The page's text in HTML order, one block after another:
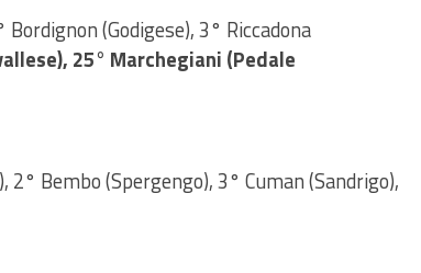
(Godigese), 3° Riccadona
25° Marchegiani (Pedale
Bembo (Spergengo), 3° Cuman (Sandrigo),